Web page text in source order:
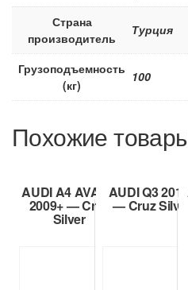
Страна
производитель
Турция
Грузоподъемность
(кг)
100
Похожие
AUDI A4 AVANT
2009+ — Cruz
Silver
AUDI Q3
— Cruz Silver